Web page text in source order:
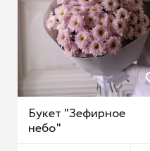
Букет "Зефирное
небо"